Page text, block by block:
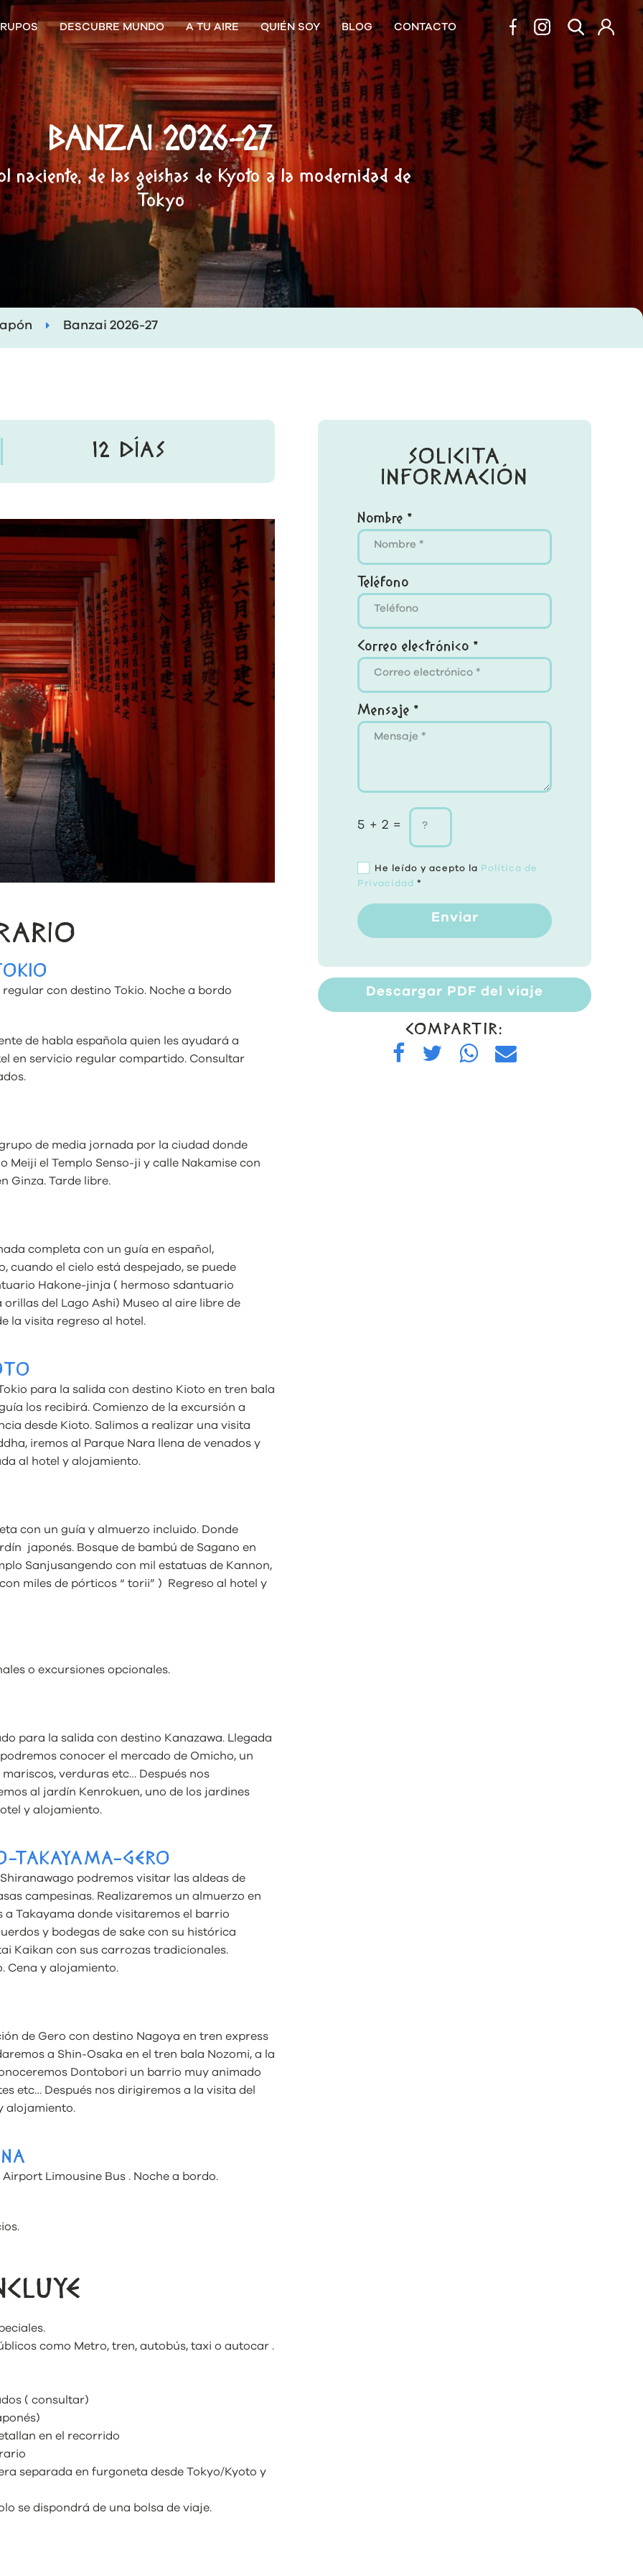
DESCUBRE MUNDO A TU AIRE QUIÉN SOY BLOG CONTACTO
BANZAI 2026-27
naciente, de las geishas de Kyoto a la modernidad de
Tokyo
Banzai 2026-27
12 DÍAS
con destino Tokio. Noche a bordo
de habla española quien les ayudará a
en servicio regular compartido. Consultar
de media jornada por la ciudad donde
Meiji el Templo Senso-ji y calle Nakamise con
Ginza. Tarde libre.
completa con un guía en español,
cuando el cielo está despejado, se puede
Hakone-jinja ( hermoso sdantuario
del Lago Ashi) Museo al aire libre de
la visita regreso al hotel.
para la salida con destino Kioto en tren bala
los recibirá. Comienzo de la excursión a
desde Kioto. Salimos a realizar una visita
iremos al Parque Nara llena de venados y
al hotel y alojamiento.
con un guía y almuerzo incluido. Donde
japonés. Bosque de bambú de Sagano en
Sanjusangendo con mil estatuas de Kannon,
miles de pórticos “ torii” ) Regreso al hotel y
o excursiones opcionales.
para la salida con destino Kanazawa. Llegada
conocer el mercado de Omicho, un
verduras etc… Después nos
al jardín Kenrokuen, uno de los jardines
y alojamiento.
TAKAYAMA-GERO
podremos visitar las aldeas de
campesinas. Realizaremos un almuerzo en
Takayama donde visitaremos el barrio
y bodegas de sake con su histórica
Kaikan con sus carrozas tradicionales.
Cena y alojamiento.
de Gero con destino Nagoya en tren express
a Shin-Osaka en el tren bala Nozomi, a la
Dontobori un barrio muy animado
etc… Después nos dirigiremos a la visita del
alojamiento.
Limousine Bus . Noche a bordo.
como Metro, tren, autobús, taxi o autocar .
( consultar)
en el recorrido
separada en furgoneta desde Tokyo/Kyoto y
se dispondrá de una bolsa de viaje.
SOLICITA
INFORMACIÓN
Nombre *
Teléfono
Correo electrónico *
Mensaje *
5 + 2 =
He leído y acepto la Política de
Privacidad *
Enviar
Descargar PDF del viaje
COMPARTIR: